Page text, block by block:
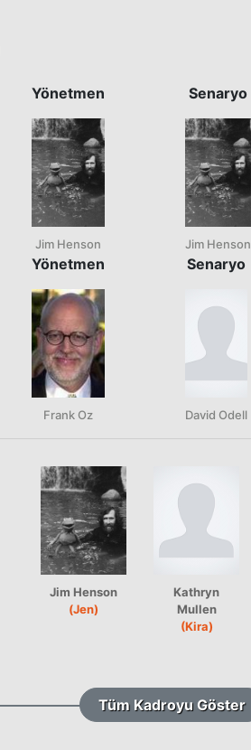
Yönetmen
Jim Henson
Yönetmen
Frank Oz
Senaryo
Jim Henson
Senaryo
David Odell
Jim Henson
(Jen)
Kathryn
Mullen
(Kira)
Tüm Kadroyu Göster